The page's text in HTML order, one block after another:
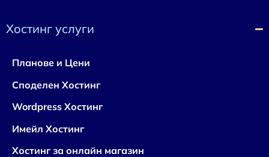
Хостинг услуги
Планове и Цени
Споделен Хостинг
Wordpress Хостинг
Имейл Хостинг
Хостинг за онлайн магазин